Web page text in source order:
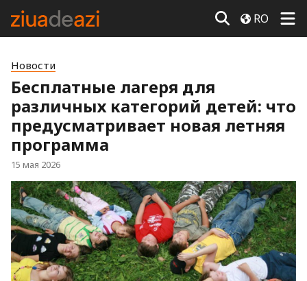
RO
Новости
Бесплатные лагеря для
различных категорий детей: что
предусматривает новая летняя
программа
15 мая 2026